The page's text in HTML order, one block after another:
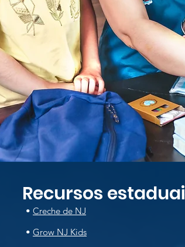
Recursos
• Creche de NJ
• Grow NJ Kids